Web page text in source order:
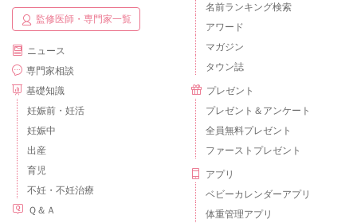
監修医師・専門家一覧
ニュース
専門家相談
基礎知識
妊娠前・妊活
妊娠中
出産
育児
不妊・不妊治療
Ｑ＆Ａ
名前ランキング検索
アワード
マガジン
タウン誌
プレゼント
プレゼント＆アンケート
全員無料プレゼント
ファーストプレゼント
アプリ
ベビーカレンダーアプリ
体重管理アプリ